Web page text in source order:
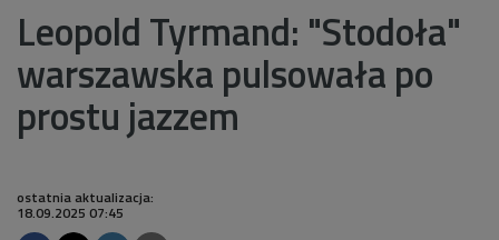
Leopold Tyrmand: "Stodoła"
warszawska pulsowała po
prostu jazzem
ostatnia aktualizacja:
18.09.2025 07:45